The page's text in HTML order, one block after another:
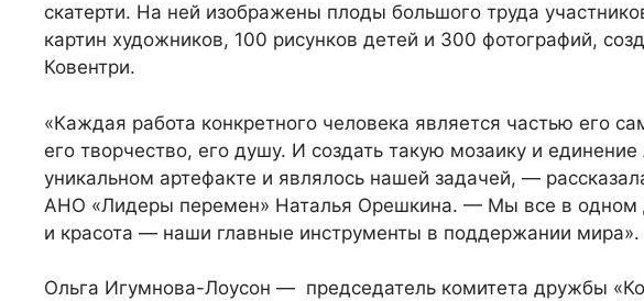
скатерти. На ней изображены плоды большого труда
картин художников, 100 рисунков детей и 300 фотографий,
Ковентри.
«Каждая работа конкретного человека является частью его
его творчество, его душу. И создать такую мозаику и
уникальном артефакте и являлось нашей задачей, —
АНО «Лидеры перемен» Наталья Орешкина. — Мы все в одном
и красота — наши главные инструменты в поддержании мира».
Ольга Игумнова-Лоусон — председатель комитета дружбы